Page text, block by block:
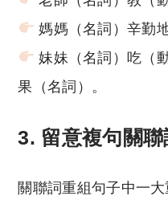
媽媽（名詞）辛勤
妹妹（名詞）吃（
果（名詞）。
3. 留意複句關聯
關聯詞重組句子中一